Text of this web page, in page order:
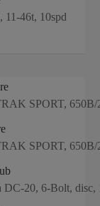
11-46t, 10spd
SPORT, 650B/
SPORT, 650B/
DC-20, 6-Bolt, disc,